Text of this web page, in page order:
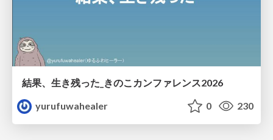
結果、生き残った_きのこカンファレンス2026
yurufuwahealer
0 230